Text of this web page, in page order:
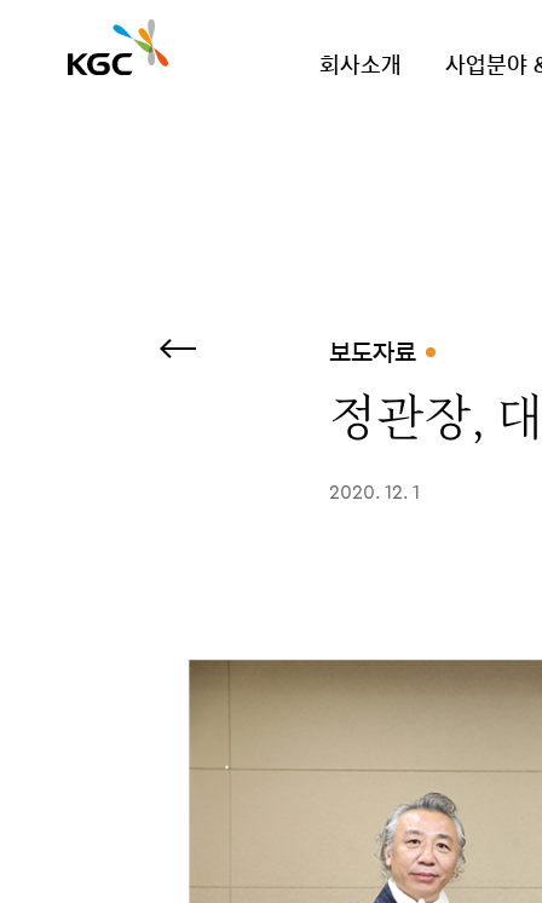
회사소개 사업분야
보도자료
정관장,
2020. 12. 1